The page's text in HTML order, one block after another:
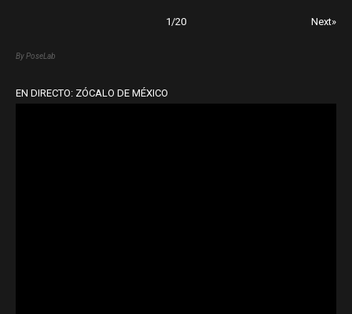
1/20 Next»
By PoseLab
EN DIRECTO: ZÓCALO DE MÉXICO